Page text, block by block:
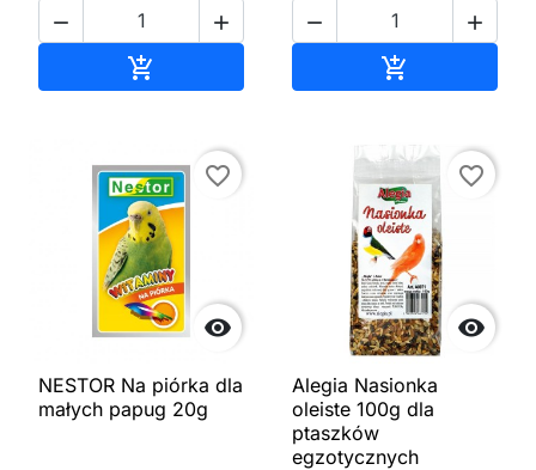
 

 


favorite_border
NESTOR Na piórka dla
małych papug 20g

favorite_border
Alegia Nasionka
oleiste 100g dla
ptaszków
egzotycznych